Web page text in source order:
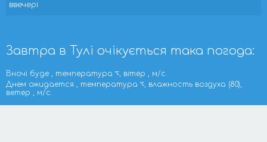
ввечері
Завтра в Тулі очікується така погода:
Вночі буде , температура
, вітер , м/с.
Днем ожидается , температура
, влажность воздуха (80),
ветер , м/с.